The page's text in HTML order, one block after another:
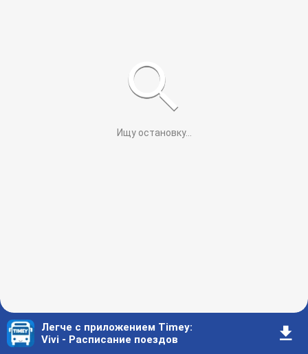
Ищу остановку...
Легче с приложением Timey:
Vivi - Расписание поездов
󰇚